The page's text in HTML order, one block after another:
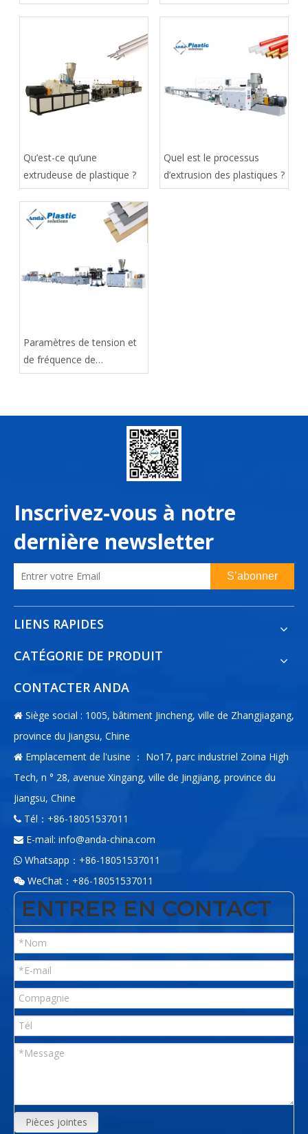
Qu’est-ce qu’une
extrudeuse de plastique ?
Quel est le processus
d’extrusion des plastiques ?
Paramètres de tension et
de fréquence de
l'électricité industrielle
Inscrivez-vous à notre
dernière newsletter
S’abonner
LIENS RAPIDES
CATÉGORIE DE PRODUIT
CONTACTER ANDA
 Siège social : 1005, bâtiment Jincheng, ville de Zhangjiagang,
province du Jiangsu, Chine
 Emplacement de l'usine ： No17, parc industriel Zoina High
Tech, n ° 28, avenue Xingang, ville de Jingjiang, province du
Jiangsu, Chine
 Tél：+86-18051537011
 E-mail: info@anda-china.com
 Whatsapp：+86-18051537011
 WeChat：+86-18051537011
ENTRER EN CONTACT
Pièces jointes